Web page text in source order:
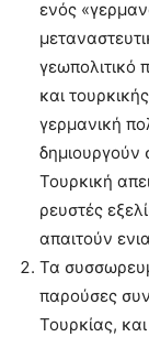
ενός
γεωπολιτικό
και
γερμανική
δημιουργούν
Τουρκική
ρευστές
απαιτούν
Τα
παρούσες
Τουρκίας,